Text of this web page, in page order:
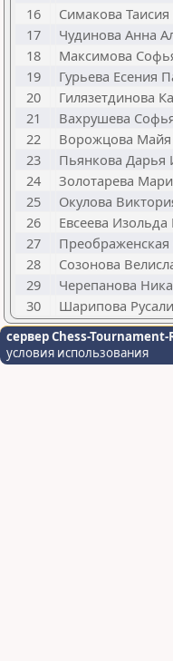
16
Симакова
17
Чудинова Анна
18
Максимова
19
Гурьева Есения
20
Гилязетдинова
21
Вахрушева
22
Ворожцова Майя
23
Пьянкова Дарья
24
Золотарева
25
Окулова
26
Евсеева Изольда
27
28
Созонова
29
Черепанова
30
Шарипова
сервер Chess-Tournament-
условия использования